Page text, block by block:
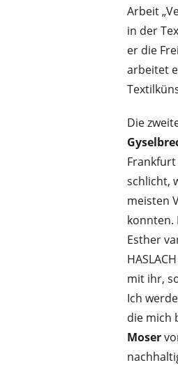
Arbeit
in der
er die
arbeitet
Die
schlicht,
meisten
konnten.
Esther
mit ihr,
Ich
die mich
Moser